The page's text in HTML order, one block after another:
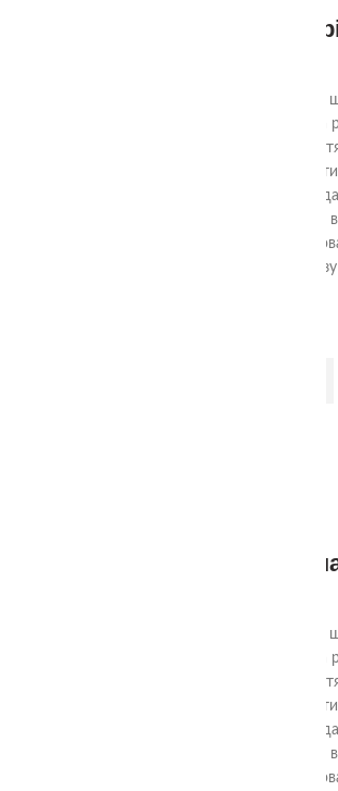
Квадрати Нікітіна 1
Ціль гри «Склади квадрат» - з декількох
форми скласти квадрат. Гра спрямована на
мислення, уяви та просторового
аналізу форм та їх взаємного взаємодії,
структуру квадрата та шляхи його
розвитку логічних навичок та проблемного
Гра також допомагає навчити дітей
досягати поставленої мети шляхом
Набір Квадрати
Ціль гри «Склади квадрат» - з декількох
форми скласти квадрат. Гра спрямована на
мислення, уяви та просторового
аналізу форм та їх взаємного взаємодії,
структуру квадрата та шляхи його
розвитку логічних навичок та проблемного
Гра також допомагає навчити дітей